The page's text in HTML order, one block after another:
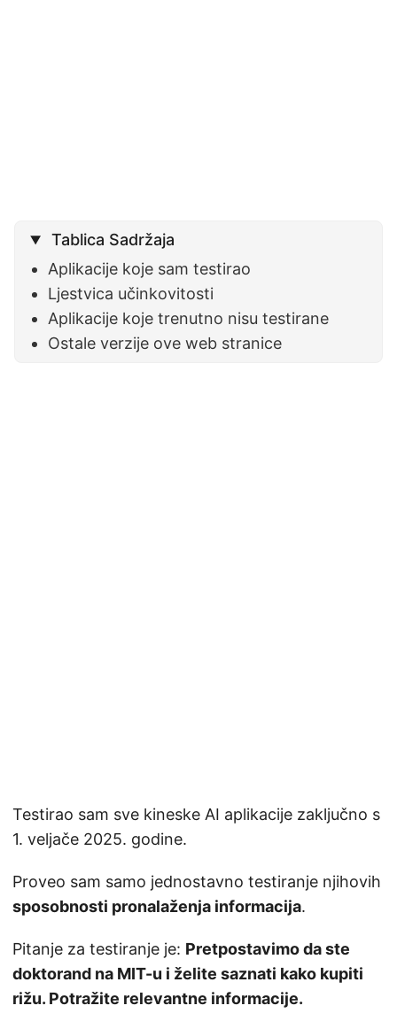
Tablica Sadržaja
Aplikacije koje sam testirao
Ljestvica učinkovitosti
Aplikacije koje trenutno nisu testirane
Ostale verzije ove web stranice
Testirao sam sve kineske AI aplikacije zaključno s
1. veljače 2025. godine.
Proveo sam samo jednostavno testiranje njihovih
sposobnosti pronalaženja informacija.
Pitanje za testiranje je: Pretpostavimo da ste
doktorand na MIT-u i želite saznati kako kupiti
rižu. Potražite relevantne informacije.